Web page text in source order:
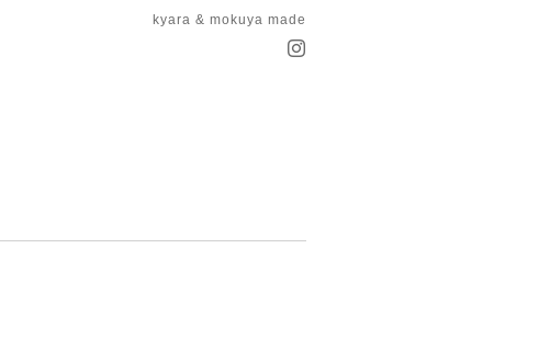
kyara & mokuya made